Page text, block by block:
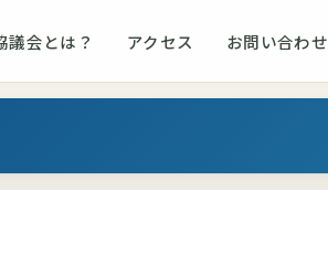
議会とは？ アクセス お問い合わせ